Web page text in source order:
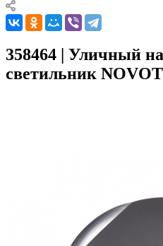
358464 | Уличный
светильник